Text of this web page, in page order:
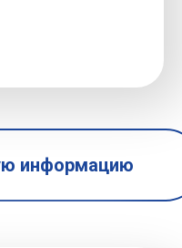
информацию